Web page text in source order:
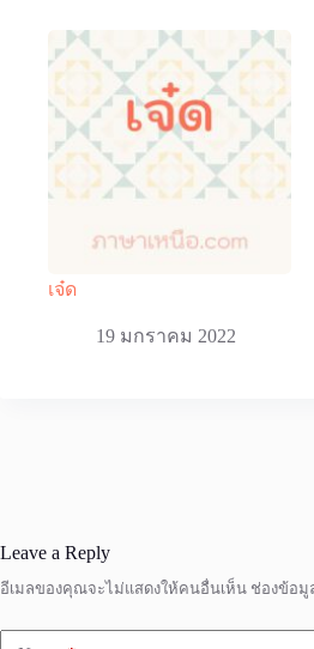
เจ๋ด
19 มกราคม 2022
Leave a Reply
อีเมลของคุณจะไม่แสดงให้คนอื่นเห็น ช่องข้อมู